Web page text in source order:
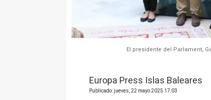
El presidente del Parlament,
Europa Press Islas Baleares
Publicado: jueves, 22 mayo 2025 17:03